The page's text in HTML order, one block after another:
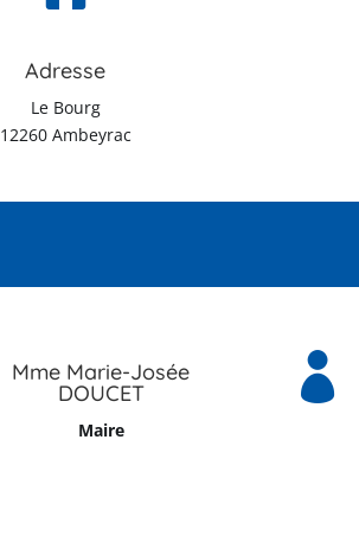
Adresse
Le Bourg
12260 Ambeyrac
Mme Marie-Josée
DOUCET
Maire
